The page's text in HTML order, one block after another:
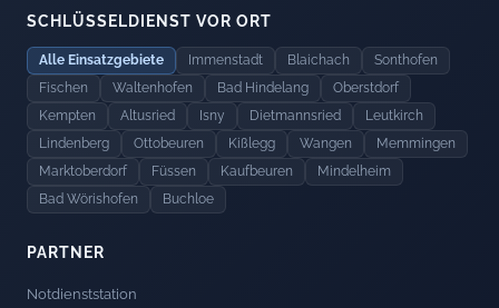
SCHLÜSSELDIENST VOR ORT
Alle Einsatzgebiete Immenstadt Blaichach
Sonthofen
Fischen
Waltenhofen Bad Hindelang
Oberstdorf
Kempten
Altusried Isny Dietmannsried
Leutkirch
Lindenberg
Ottobeuren Kißlegg Wangen
Memmingen
Marktoberdorf
Füssen Kaufbeuren
Mindelheim
Bad Wörishofen
Buchloe
PARTNER
Notdienststation